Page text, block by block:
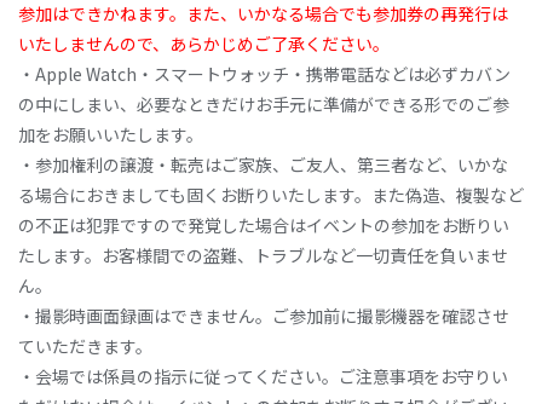
参加はできかねます。また、いかなる場合でも参加券の再発行は
いたしませんので、あらかじめご了承ください。
・Apple Watch・スマートウォッチ・携帯電話などは必ずカバン
の中にしまい、必要なときだけお手元に準備ができる形でのご参
加をお願いいたします。
・参加権利の譲渡・転売はご家族、ご友人、第三者など、いかな
る場合におきましても固くお断りいたします。また偽造、複製など
の不正は犯罪ですので発覚した場合はイベントの参加をお断りい
たします。お客様間での盗難、トラブルなど一切責任を負いませ
ん。
・撮影時画面録画はできません。ご参加前に撮影機器を確認させ
ていただきます。
・会場では係員の指示に従ってください。ご注意事項をお守りい